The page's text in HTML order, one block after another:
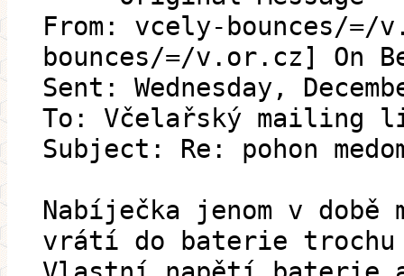
From: vcely-bounces/
bounces/=/v.or.cz] On
Sent: Wednesday,
To: Včelařský mailing
Subject: Re: pohon
Nabíječka jenom v době
vrátí do baterie